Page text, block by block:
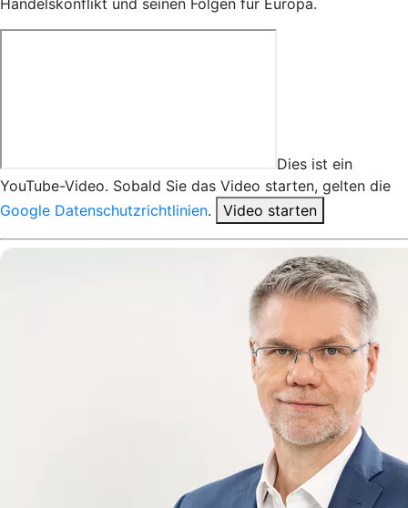
Handelskonflikt und seinen Folgen für Europa.
Dies ist ein
YouTube-Video. Sobald Sie das Video starten, gelten die
Google Datenschutzrichtlinien. Video starten